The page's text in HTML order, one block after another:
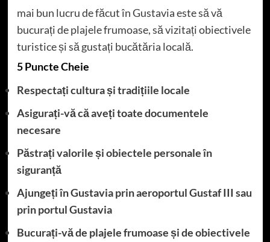
mai bun lucru de făcut în Gustavia este să vă
bucurați de plajele frumoase, să vizitați obiectivele
turistice și să gustați bucătăria locală.
5 Puncte Cheie
Respectați cultura și tradițiile locale
Asigurați-vă că aveți toate documentele
necesare
Păstrați valorile și obiectele personale în
siguranță
Ajungeți în Gustavia prin aeroportul Gustaf III sau
prin portul Gustavia
Bucurați-vă de plajele frumoase și de obiectivele